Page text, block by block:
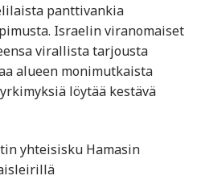
panttivankia
Israelin viranomaiset
virallista tarjousta
alueen monimutkaista
löytää kestävä
yhteisisku Hamasin